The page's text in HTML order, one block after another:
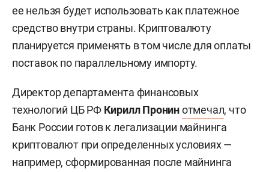
ее нельзя будет использовать как платежное
средство внутри страны. Криптовалюту
планируется применять в том числе для оплаты
поставок по параллельному импорту.
Директор департамента финансовых
технологий ЦБ РФ Кирилл Пронинотмечал, что
Банк России готов к легализации майнинга
криптовалют при определенных условиях —
например, сформированная после майнинга